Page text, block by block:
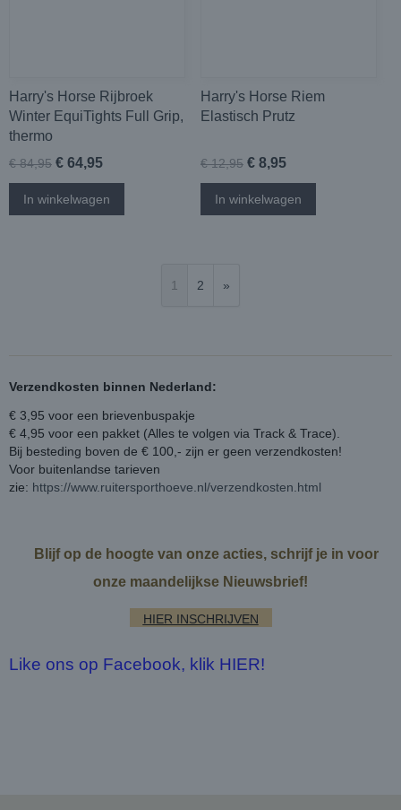
Harry's Horse Rijbroek
Winter EquiTights Full Grip,
thermo
€ 84,95 € 64,95
In winkelwagen
Harry's Horse Riem
Elastisch Prutz
€ 12,95 € 8,95
In winkelwagen
1 2 »
Verzendkosten binnen Nederland:
€ 3,95 voor een brievenbuspakje
€ 4,95 voor een pakket (Alles te volgen via Track & Trace).
Bij besteding boven de € 100,- zijn er geen verzendkosten!
Voor buitenlandse tarieven
zie: https://www.ruitersporthoeve.nl/verzendkosten.html
Blijf op de hoogte van onze acties, schrijf je in voor
onze maandelijkse Nieuwsbrief!
HIER INSCHRIJVEN
Like ons op Facebook, klik HIER!